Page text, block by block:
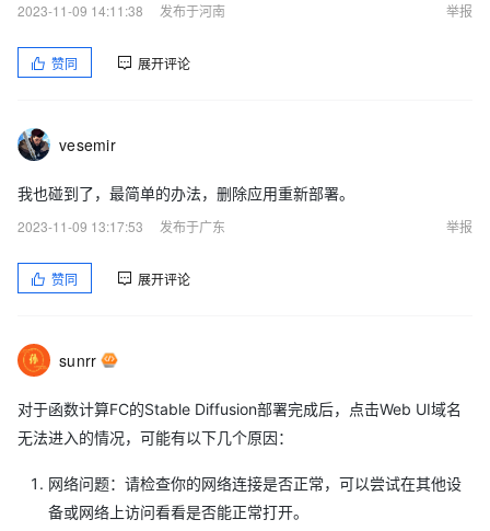
2023-11-09 14:11:38
发布于河南 举报
赞同 展开评论
vesemir
我也碰到了，最简单的办法，删除应用重新部署。
2023-11-09 13:17:53
发布于广东 举报
赞同 展开评论
sunrr
对于函数计算FC的Stable Diffusion部署完成后，点击Web UI域名
无法进入的情况，可能有以下几个原因：
网络问题：请检查你的网络连接是否正常，可以尝试在其他设
备或网络上访问看看是否能正常打开。